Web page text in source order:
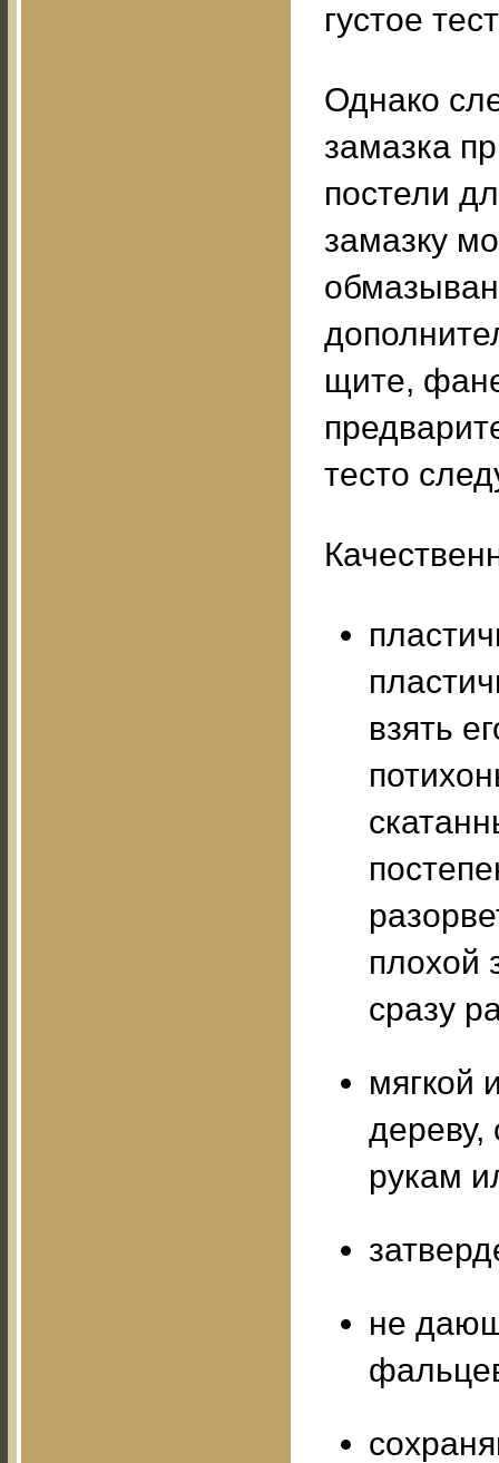
густое
Однако
замазка
постели
замазку
щите,
тесто
взять
плохой
сразу
мягкой
дереву,
рукам
не